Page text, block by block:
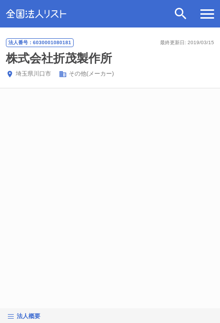
最終更新日: 2019/03/15
法人番号：6030001080181
株式会社折茂製作所
埼玉県川口市 その他(メーカー)
法人概要